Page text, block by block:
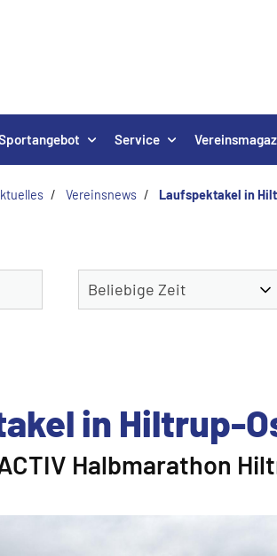
Service
Vereinsnews Laufspektakel in
in Hiltrup-
Halbmarathon